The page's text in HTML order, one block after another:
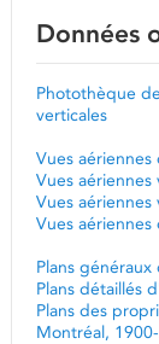
Données
Photothèque
verticales
Vues
Vues
Vues
Vues
Plans
Plans détaillés
Plans des
Montréal,